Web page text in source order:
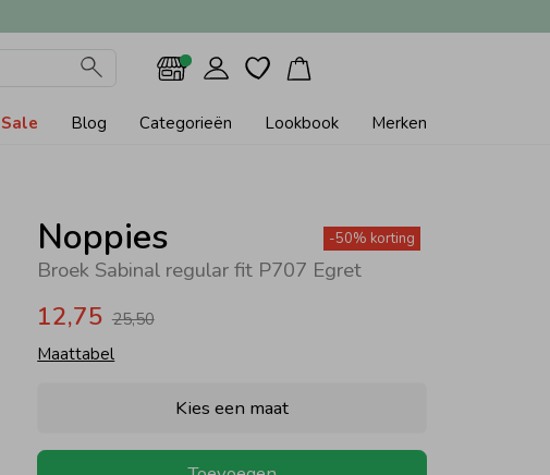
Sale Blog Categorieën Lookbook Merken
Noppies
Broek Sabinal regular fit P707 Egret
-50% korting
12,75 25,50
Maattabel
Kies een maat